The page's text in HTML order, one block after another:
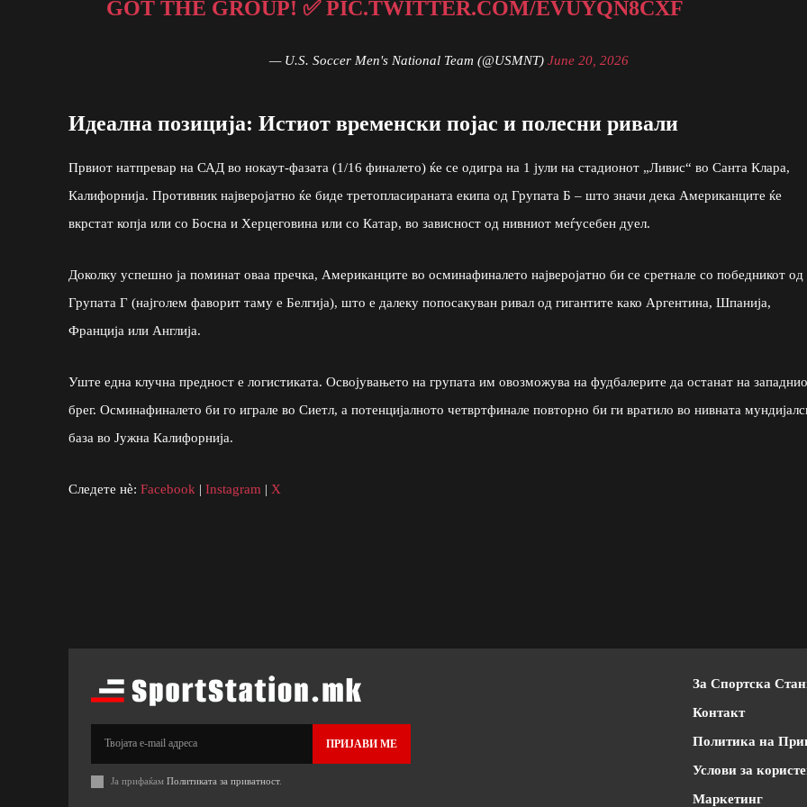
GOT THE GROUP! ✅PIC.TWITTER.COM/EVUYQN8CXF
— U.S. Soccer Men's National Team (@USMNT) June 20, 2026
Идеална позиција: Истиот временски појас и полесни ривали
Првиот натпревар на САД во нокаут-фазата (1/16 финалето) ќе се одигра на 1 јули на стадионот „Ливис“ во Санта Клара,
Калифорнија. Противник најверојатно ќе биде третопласираната екипа од Групата Б – што значи дека Американците ќе
вкрстат копја или со Босна и Херцеговина или со Катар, во зависност од нивниот меѓусебен дуел.
Доколку успешно ја поминат оваа пречка, Американците во осминафиналето најверојатно би се сретнале со победникот од
Групата Г (најголем фаворит таму е Белгија), што е далеку попосакуван ривал од гигантите како Аргентина, Шпанија,
Франција или Англија.
Уште една клучна предност е логистиката. Освојувањето на групата им овозможува на фудбалерите да останат на
брег. Осминафиналето би го играле во Сиетл, а потенцијалното четвртфинале повторно би ги вратило во нивната
база во Јужна Калифорнија.
Следете нè: Facebook | Instagram | X
ПРИЈАВИ МЕ
Ја прифаќам Политиката за приватност.
За Спортска
Контакт
Политика на
Услови за
Маркетинг